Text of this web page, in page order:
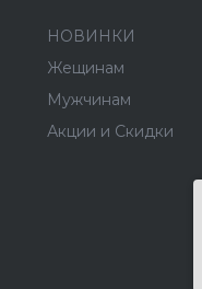
НОВИНКИ
Жещинам
Мужчинам
Акции и Скидки